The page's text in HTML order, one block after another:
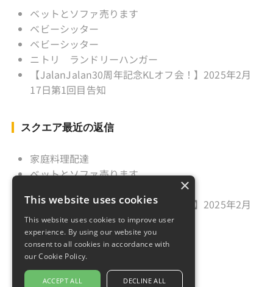
ベットとソファ売ります
ベビーシッター
ベビーシッター
ニトリ ランドリーハンガー
【JalanJalan30周年記念KLオフ会！】2025年2月
17日第1回目告知
スクエア最近の返信
家庭料理配達
ベットとソファ売ります
【JalanJalan30周年記念KLオフ会！】2025年2月
17日第1回目告知
久しぶりのご挨拶
×
This website uses cookies
This website uses cookies to improve user
experience. By using our website you
consent to all cookies in accordance with
our Cookie Policy.
ACCEPT ALL DECLINE ALL